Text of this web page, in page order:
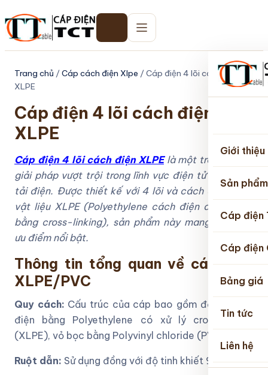
Giới thiệu
Sản phẩm
Cáp điện
Cáp điện
Bảng giá
Tin tức
Liên hệ
Trang chủ /Cáp cách điện Xlpe / Cáp điện 4 lõi cách điện
XLPE
Cáp điện 4 lõi cách điện
XLPE
Cáp điện 4 lõi cách điện XLPElà một trong những
giải pháp vượt trội trong lĩnh vực điện tử và truyền
tải điện. Được thiết kế với 4 lõi và cách điện bằng
vật liệu XLPE (Polyethylene cách điện được xử lý
bằng cross-linking), sản phẩm này mang lại nhiều
ưu điểm nổi bật.
Thông tin tổng quan về cáp điện
XLPE/PVC
Quy cách: Cấu trúc của cáp bao gồm đồng, cách
điện bằng Polyethylene có xử lý cross-linking
(XLPE), vỏ bọc bằng Polyvinyl chloride (PVC).
Ruột dẫn: Sử dụng đồng với độ tinh khiết 99,99%.